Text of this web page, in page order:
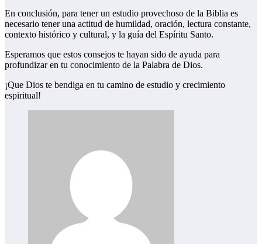
En conclusión, para tener un estudio provechoso de la Biblia es
necesario tener una actitud de humildad, oración, lectura constante,
contexto histórico y cultural, y la guía del Espíritu Santo.
Esperamos que estos consejos te hayan sido de ayuda para
profundizar en tu conocimiento de la Palabra de Dios.
¡Que Dios te bendiga en tu camino de estudio y crecimiento
espiritual!